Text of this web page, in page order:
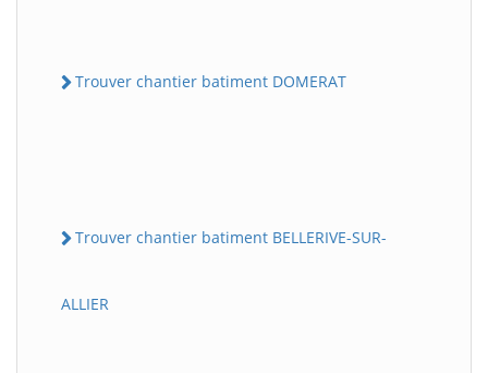
Trouver chantier batiment DOMERAT
Trouver chantier batiment BELLERIVE-SUR-
ALLIER